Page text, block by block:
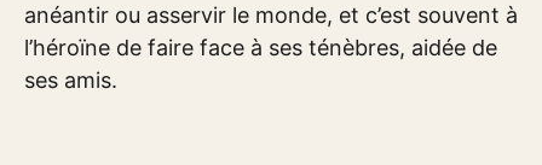
anéantir ou asservir le monde, et c’est souvent à
l’héroïne de faire face à ses ténèbres, aidée de
ses amis.